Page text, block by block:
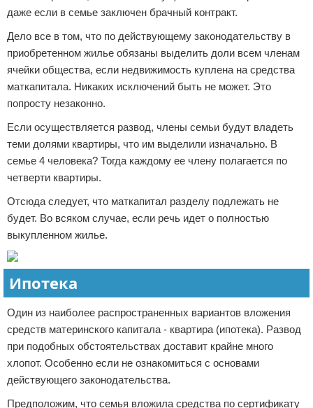
даже если в семье заключен брачный контракт.
Дело все в том, что по действующему законодательству в
приобретенном жилье обязаны выделить доли всем членам
ячейки общества, если недвижимость куплена на средства
маткапитала. Никаких исключений быть не может. Это
попросту незаконно.
Если осуществляется развод, члены семьи будут владеть
теми долями квартиры, что им выделили изначально. В
семье 4 человека? Тогда каждому ее члену полагается по
четверти квартиры.
Отсюда следует, что маткапитал разделу подлежать не
будет. Во всяком случае, если речь идет о полностью
выкупленном жилье.
Ипотека
Один из наиболее распространенных вариантов вложения
средств материнского капитала - квартира (ипотека). Развод
при подобных обстоятельствах доставит крайне много
хлопот. Особенно если не ознакомиться с основами
действующего законодательства.
Предположим, что семья вложила средства по сертификату